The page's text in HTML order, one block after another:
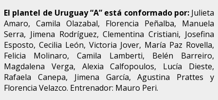
El plantel de Uruguay “A” está conformado por:Julieta
Amaro, Camila Olazabal, Florencia Peñalba, Manuela
Serra, Jimena Rodríguez, Clementina Cristiani, Josefina
Esposto, Cecilia León, Victoria Jover, María Paz Rovella,
Felicia Molinaro, Camila Lamberti, Belén Barreiro,
Magdalena Verga, Alexia Calfopoulos, Lucía Dieste,
Rafaela Canepa, Jimena García, Agustina Prattes y
Florencia Velazco. Entrenador: Mauro Peri.